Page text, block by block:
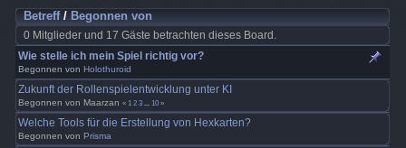
Betreff/Begonnen von
0 Mitglieder und 17 Gäste betrachten dieses Board.
Wie stelle ich mein Spiel richtig vor?
Begonnen vonHolothuroid
Zukunft der Rollenspielentwicklung unter KI
Begonnen von Maarzan« 1 2 3 10 »
Welche Tools für die Erstellung von Hexkarten?
Begonnen vonPrisma